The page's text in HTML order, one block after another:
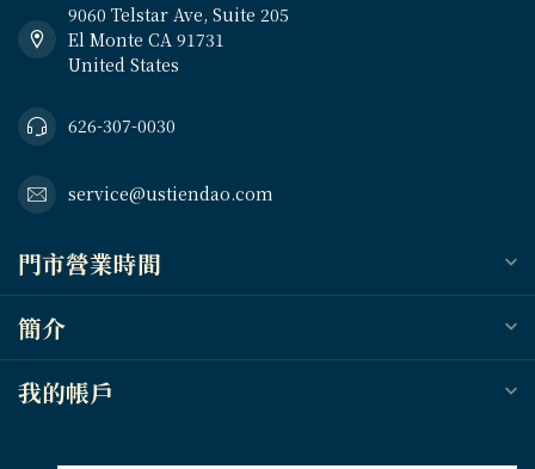
9060 Telstar Ave, Suite 205
El Monte CA 91731
United States
626-307-0030
service@ustiendao.com
門市營業時間
簡介
我的帳戶